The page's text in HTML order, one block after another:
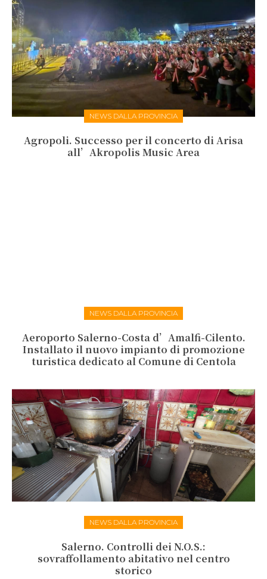
NEWS DALLA PROVINCIA
Agropoli. Successo per il concerto di Arisa
all’Akropolis Music Area
NEWS DALLA PROVINCIA
Aeroporto Salerno-Costa d’Amalfi-Cilento.
Installato il nuovo impianto di promozione
turistica dedicato al Comune di Centola
NEWS DALLA PROVINCIA
Salerno. Controlli dei N.O.S.:
sovraffollamento abitativo nel centro
storico